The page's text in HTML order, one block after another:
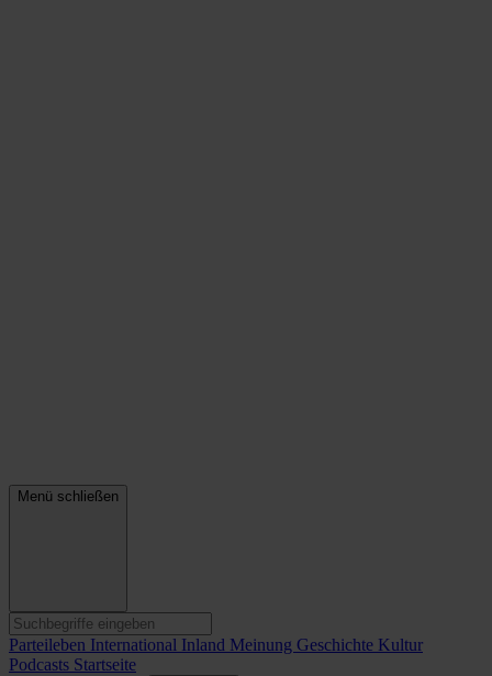
Menü schließen
Parteileben International Inland Meinung Geschichte Kultur
Podcasts Startseite